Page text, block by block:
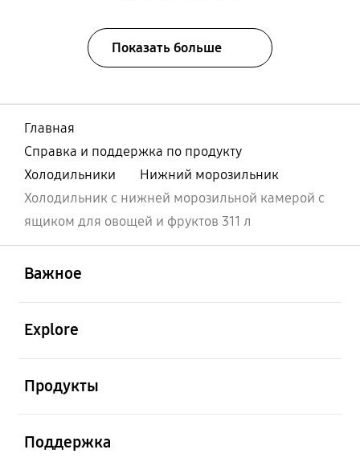
Показать больше
Главная
Справка и поддержка по продукту
Холодильники
Нижний морозильник
Холодильник с нижней морозильной камерой с
ящиком для овощей и фруктов 311 л
Важное
Explore
Продукты
Поддержка